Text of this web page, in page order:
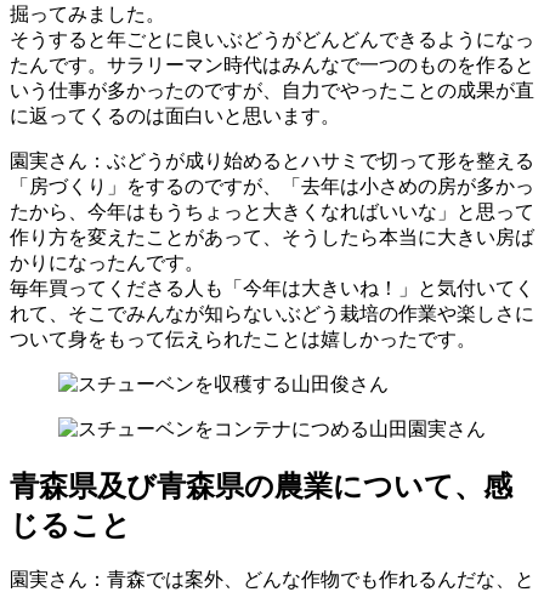
掘ってみました。
そうすると年ごとに良いぶどうがどんどんできるようになっ
たんです。サラリーマン時代はみんなで一つのものを作ると
いう仕事が多かったのですが、自力でやったことの成果が直
に返ってくるのは面白いと思います。
園実さん ：ぶどうが成り始めるとハサミで切って形を整える
「房づくり」をするのですが、「去年は小さめの房が多かっ
たから、今年はもうちょっと大きくなればいいな」と思って
作り方を変えたことがあって、そうしたら本当に大きい房ば
かりになったんです。
毎年買ってくださる人も「今年は大きいね！」と気付いてく
れて、そこでみんなが知らないぶどう栽培の作業や楽しさに
ついて身をもって伝えられたことは嬉しかったです。
青森県及び青森県の農業について、感
じること
園実さん ：青森では案外、どんな作物でも作れるんだな、と